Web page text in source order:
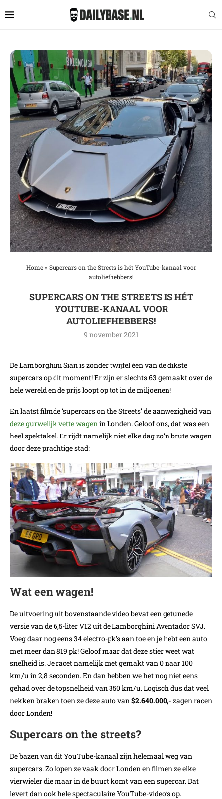
Home» Supercars on the Streets is hét YouTube-kanaal voor
autoliefhebbers!
SUPERCARS ON THE STREETS IS HÉT
YOUTUBE-KANAAL VOOR
AUTOLIEFHEBBERS!
9 november 2021
De Lamborghini Sian is zonder twijfel één van de dikste
supercars op dit moment! Er zijn er slechts 63 gemaakt over de
hele wereld en de prijs loopt op tot in de miljoenen!
En laatst filmde ‘supercars on the Streets’ de aanwezigheid van
deze gurwelijk vette wagenin Londen. Geloof ons, dat was een
heel spektakel. Er rijdt namelijk niet elke dag zo’n brute wagen
door deze prachtige stad:
Wat een wagen!
De uitvoering uit bovenstaande video bevat een getunede
versie van de 6,5-liter V12 uit de Lamborghini Aventador SVJ.
Voeg daar nog eens 34 electro-pk’s aan toe en je hebt een auto
met meer dan 819 pk! Geloof maar dat deze stier weet wat
snelheid is. Je racet namelijk met gemakt van 0 naar 100
km/u in 2,8 seconden. En dan hebben we het nog niet eens
gehad over de topsnelheid van 350 km/u. Logisch dus dat veel
nekken braken toen ze deze auto van$2.640.000,- zagen racen
door Londen!
Supercars on the streets?
De bazen van dit YouTube-kanaal zijn helemaal weg van
supercars. Zo lopen ze vaak door Londen en filmen ze elke
vierwieler die maar in de buurt komt van een supercar. Dat
levert dan ook hele spectaculaire YouTube-video’s op.